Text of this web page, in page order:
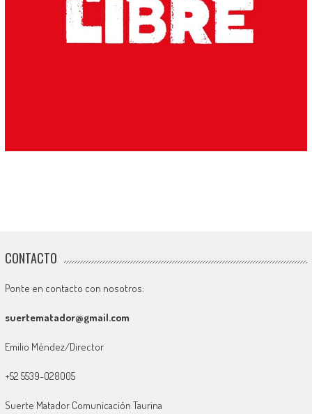
CONTACTO
Ponte en contacto con nosotros:
suertematador@gmail.com
Emilio Méndez/Director
+52 5539-028005
Suerte Matador Comunicación Taurina